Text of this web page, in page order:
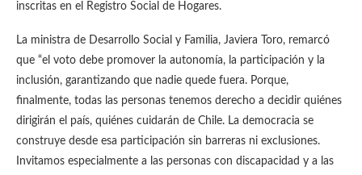
inscritas en el Registro Social de Hogares.
La ministra de Desarrollo Social y Familia, Javiera Toro, remarcó
que “el voto debe promover la autonomía, la participación y la
inclusión, garantizando que nadie quede fuera. Porque,
finalmente, todas las personas tenemos derecho a decidir quiénes
dirigirán el país, quiénes cuidarán de Chile. La democracia se
construye desde esa participación sin barreras ni exclusiones.
Invitamos especialmente a las personas con discapacidad y a las